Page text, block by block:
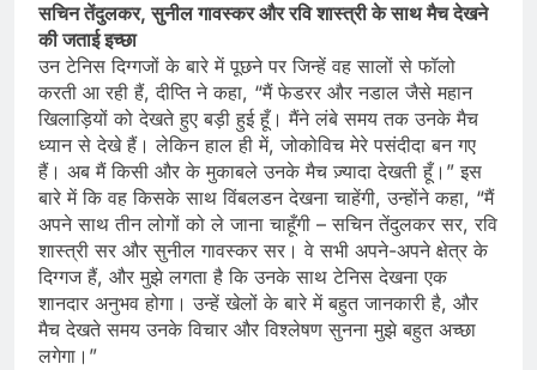
सचिन तेंदुलकर, सुनील गावस्कर और रवि शास्त्री के साथ मैच देखने
की जताई इच्छा
उन टेनिस दिग्गजों के बारे में पूछने पर जिन्हें वह सालों से फॉलो
करती आ रही हैं, दीप्ति ने कहा, “मैं फेडरर और नडाल जैसे महान
खिलाड़ियों को देखते हुए बड़ी हुई हूँ। मैंने लंबे समय तक उनके मैच
ध्यान से देखे हैं। लेकिन हाल ही में, जोकोविच मेरे पसंदीदा बन गए
हैं। अब मैं किसी और के मुकाबले उनके मैच ज़्यादा देखती हूँ।” इस
बारे में कि वह किसके साथ विंबलडन देखना चाहेंगी, उन्होंने कहा, “मैं
अपने साथ तीन लोगों को ले जाना चाहूँगी – सचिन तेंदुलकर सर, रवि
शास्त्री सर और सुनील गावस्कर सर। वे सभी अपने-अपने क्षेत्र के
दिग्गज हैं, और मुझे लगता है कि उनके साथ टेनिस देखना एक
शानदार अनुभव होगा। उन्हें खेलों के बारे में बहुत जानकारी है, और
मैच देखते समय उनके विचार और विश्लेषण सुनना मुझे बहुत अच्छा
लगेगा।”